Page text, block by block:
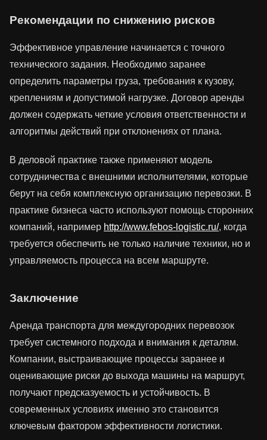
Рекомендации по снижению рисков
Эффективное управление начинается с точного
технического задания. Необходимо заранее
определить параметры груза, требования к кузову,
креплениям и допустимой нагрузке. Договор аренды
должен содержать четкие условия ответственности и
алгоритмы действий при отклонениях от плана.
В деловой практике также применяют модель
сотрудничества с внешними исполнителями, которые
берут на себя комплексную организацию перевозки. В
практике бизнеса часто используют помощь сторонних
компаний, например http://www.febos-logistic.ru/, когда
требуется обеспечить не только наличие техники, но и
управляемость процесса на всем маршруте.
Заключение
Аренда транспорта для междугородних перевозок
требует системного подхода и внимания к деталям.
Компании, выстраивающие процессы заранее и
оценивающие риски до выхода машины на маршрут,
получают предсказуемость и устойчивость. В
современных условиях именно это становится
ключевым фактором эффективности логистики.